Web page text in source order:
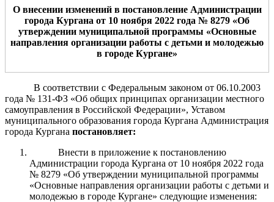
О внесении изменений в постановление Администрации
города Кургана от 10 ноября 2022 года № 8279 «Об
утверждении муниципальной программы «Основные
направления организации работы с детьми и молодежью
в городе Кургане»
В соответствии с Федеральным законом от 06.10.2003
года № 131-ФЗ «Об общих принципах организации местного
самоуправления в Российской Федерации», Уставом
муниципального образования города Кургана Администрация
города Кургана постановляет:
Внести в приложение к постановлению
Администрации города Кургана от 10 ноября 2022 года
№ 8279 «Об утверждении муниципальной программы
«Основные направления организации работы с детьми и
молодежью в городе Кургане» следующие изменения: